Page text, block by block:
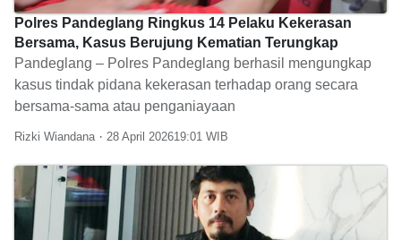
Polres Pandeglang Ringkus 14 Pelaku Kekerasan
Bersama, Kasus Berujung Kematian Terungkap
Pandeglang – Polres Pandeglang berhasil mengungkap
kasus tindak pidana kekerasan terhadap orang secara
bersama-sama atau penganiayaan
Rizki Wiandana 28 April 202619:01